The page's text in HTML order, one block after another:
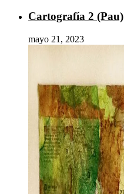
Cartografía 2 (Pau)
mayo 21, 2023